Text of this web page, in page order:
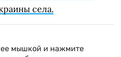
села.
мышкой и нажмите